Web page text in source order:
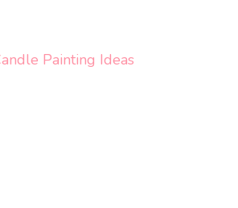
Painting Ideas